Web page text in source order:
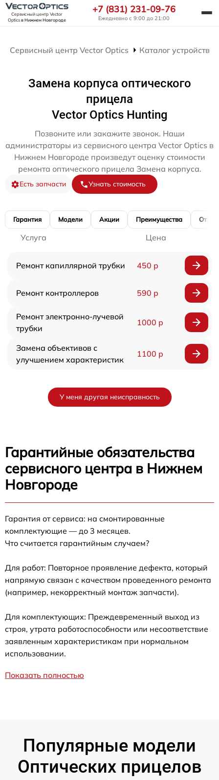
Сервисный центр Vector
Opticsв Нижнем Новгороде
+7 (831) 231-09-76
Ежедневно с 9:00 до 21:00
Сервисный центр Vector Optics Каталог устройств
Замена корпуса оптического
прицела
Vector Optics Hunting
Позвоните или закажите звонок. Наши
администраторы из сервисного центра Vector Optics в
Нижнем Новгороде произведут оценку стоимости
ремонта оптического прицела Замена корпуса.
Есть запчасти Узнать стоимость
Гарантия Модели Акции Преимущества
Услуга Цена
Ремонт капиллярной трубки 450 р
Ремонт контроллеров 590 р
Ремонт электронно-лучевой
трубки
1000 р
Замена объективов с
улучшением характеристик
1100 р
У меня другая неисправность
Гарантийные обязательства
сервисного центра в Нижнем
Новгороде
Гарантия от сервиса: на смонтированные
комплектующие — до 3 месяцев.
Что считается гарантийным случаем?
Для работ: Повторное проявление дефекта, который
напрямую связан с качеством проведенного ремонта
(например, некорректный монтаж запчасти).
Для комплектующих: Преждевременный выход из
строя, утрата работоспособности или несоответствие
заявленным характеристикам при нормальном
использовании.
Показать полностью
Популярные модели
Оптических прицелов